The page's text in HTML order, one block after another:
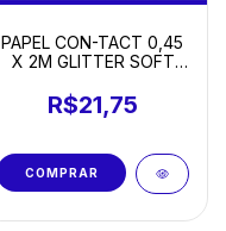
PAPEL CON-TACT 0,45
X 2M GLITTER SOFT
R$21,75